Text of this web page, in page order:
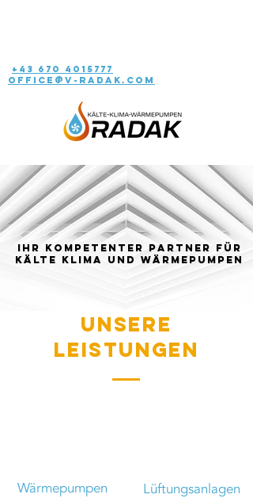
+43 670 4015777
office@v-radak.com
Ihr kompetenter Partner für
Kälte Klima und Wärmepumpen
Unsere
Leistungen
Wärmepumpen
Lüftungsanlagen